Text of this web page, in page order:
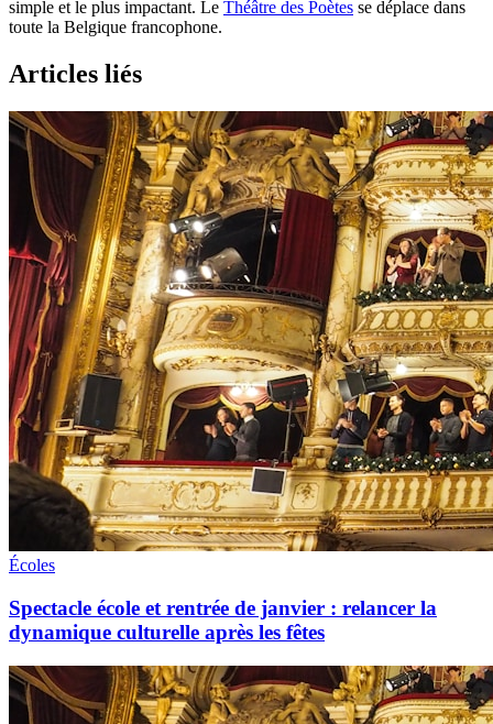
simple et le plus impactant. Le Théâtre des Poètes se déplace dans
toute la Belgique francophone.
Articles liés
Écoles
Spectacle école et rentrée de janvier : relancer la
dynamique culturelle après les fêtes